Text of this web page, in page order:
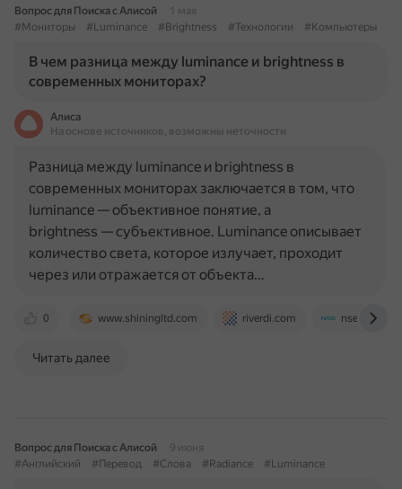
Вопрос для Поиска с Алисой
1 мая
#Мониторы
#Luminance #Brightness #Технологии #Компьютеры
В чем разница между luminance и brightness в
современных мониторах?
Алиса
На основе источников, возможны неточности
0 www.shiningltd.com riverdi.com
Разница между luminance и brightness в
современных мониторах заключается в том, что
luminance — объективное понятие, а
brightness — субъективное. Luminance описывает
количество света, которое излучает, проходит
через или отражается от объекта…
Читать далее
Вопрос для Поиска с Алисой
9 июня
#Английский
#Перевод #Слова #Radiance #Luminance